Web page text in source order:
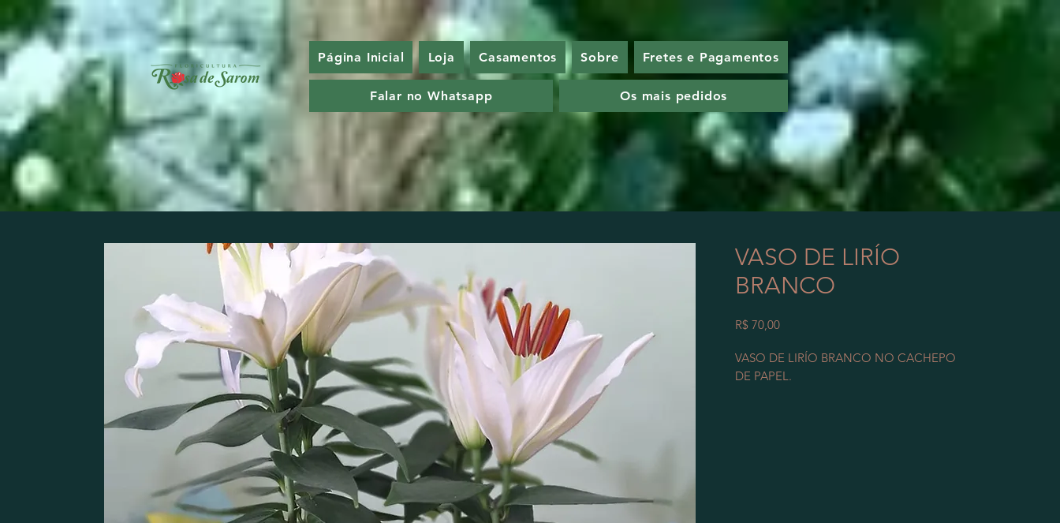
Página Inicial Loja Casamentos Sobre Fretes e Pagamentos
Falar no Whatsapp Os mais pedidos
VASO DE LIRÍO
BRANCO
R$ 70,00Preço
VASO DE LIRÍO BRANCO NO CACHEPO
DE PAPEL.